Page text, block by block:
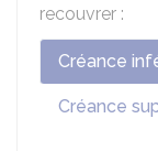
recouvrer :
Créance
Créance